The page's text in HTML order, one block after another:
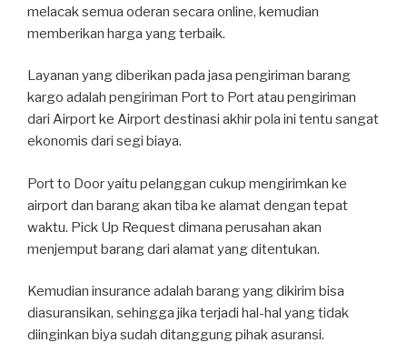
melacak semua oderan secara online, kemudian
memberikan harga yang terbaik.
Layanan yang diberikan pada jasa pengiriman barang
kargo adalah pengiriman Port to Port atau pengiriman
dari Airport ke Airport destinasi akhir pola ini tentu sangat
ekonomis dari segi biaya.
Port to Door yaitu pelanggan cukup mengirimkan ke
airport dan barang akan tiba ke alamat dengan tepat
waktu. Pick Up Request dimana perusahan akan
menjemput barang dari alamat yang ditentukan.
Kemudian insurance adalah barang yang dikirim bisa
diasuransikan, sehingga jika terjadi hal-hal yang tidak
diinginkan biya sudah ditanggung pihak asuransi.